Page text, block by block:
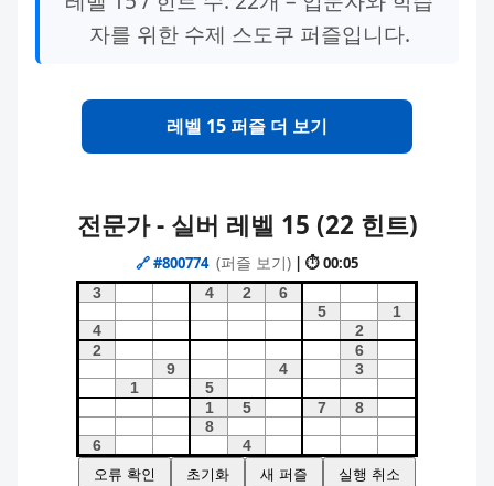
자를 위한 수제 스도쿠 퍼즐입니다.
레벨 15 퍼즐 더 보기
전문가 - 실버 레벨 15 (22 힌트)
🔗#800774 (퍼즐 보기) | ⏱ 00:05
오류 확인 초기화 새 퍼즐 실행 취소